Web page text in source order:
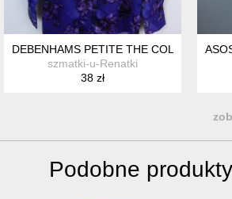
MĘSKA / L
DEBENHAMS PETITE THE COLLECTION
szmatki-u-Renatki
38 zł
Podobne